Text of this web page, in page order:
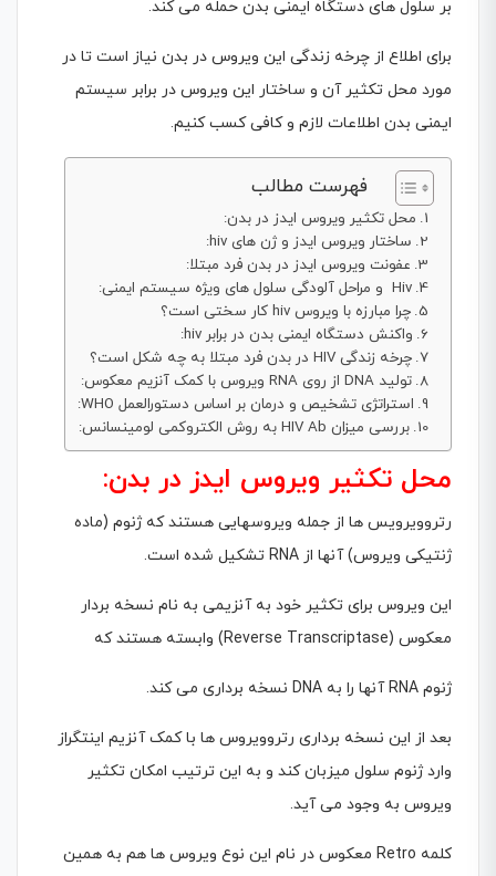
بر سلول هاى دستگاه ایمنى بدن حمله مى کند.
برای اطلاع از چرخه زندگی این ویروس در بدن نیاز است تا در
مورد محل تکثیر آن و ساختار این ویروس در برابر سیستم
ایمنی بدن اطلاعات لازم و کافی کسب کنیم.
فهرست مطالب
محل تکثیر ویروس ایدز در بدن:
ساختار ویروس ایدز و ژن های hiv:
عفونت ویروس ایدز در بدن فرد مبتلا:
Hiv و مراحل آلودگی سلول های ویژه سیستم ایمنی:
چرا مبارزه با ویروس hiv کار سختی است؟
واکنش دستگاه ایمنی بدن در برابر hiv:
چرخه زندگى HIV در بدن فرد مبتلا به چه شکل است؟
تولید DNA از روى RNA ویروس با کمک آنزیم معکوس:
استراتژی تشخیص و درمان بر اساس دستورالعمل WHO:
بررسی میزان HIV Ab به روش الکتروکمی لومینسانس:
محل تکثیر ویروس ایدز در بدن:
رتروویرویس ها از جمله ویروسهایى هستند که ژنوم (ماده
ژنتیکی ویروس) آنها از RNA تشکیل شده است.
این ویروس براى تکثیر خود به آنزیمى به نام نسخه بردار
معکوس (Reverse Transcriptase) وابسته هستند که
ژنوم RNA آنها را به DNA نسخه بردارى مى کند.
بعد از این نسخه برداری رتروویروس ها با کمک آنزیم اینتگراز
وارد ژنوم سلول میزبان کند و به این ترتیب امکان تکثیر
ویروس به وجود مى آید.
کلمه Retro معکوس در نام این نوع ویروس ها هم به همین